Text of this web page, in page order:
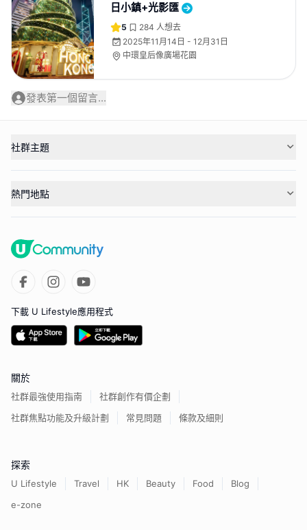
日小鎮+光影匯
5 284 人想去
2025年11月14日 - 12月31日
中環皇后像廣場花園
發表第一個留言...
社群主題
熱門地點
下載 U Lifestyle應用程式
關於
社群最強使用指南
社群創作有價企劃
社群焦點功能及升級計劃
常見問題 條款及細則
探索
U Lifestyle Travel HK Beauty Food
Blog
e-zone